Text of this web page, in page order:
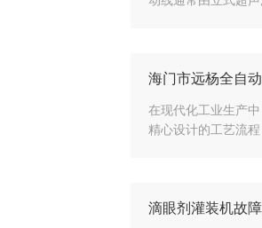
海门市远杨全自
在现代化工业生产
精心设计的工艺流
滴眼剂灌装机故